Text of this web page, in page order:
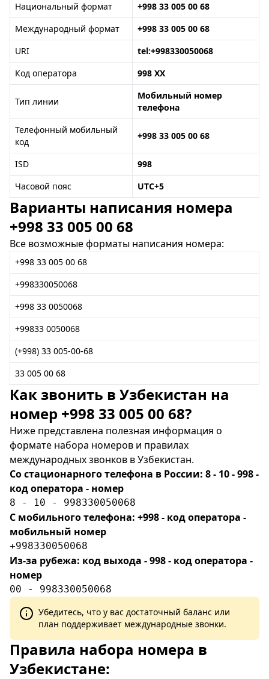
Национальный формат
+998 33 005 00 68
Международный формат
+998 33 005 00 68
URI
tel:+998330050068
Код оператора
998 XX
Тип линии
Мобильный номер
телефона
Телефонный мобильный
код
+998 33 005 00 68
ISD
998
Часовой пояс
UTC+5
Варианты написания номера
+998 33 005 00 68
Все возможные форматы написания номера:
+998 33 005 00 68
+998330050068
+998 33 0050068
+99833 0050068
(+998) 33 005-00-68
33 005 00 68
Как звонить в Узбекистан на
номер +998 33 005 00 68?
Ниже представлена полезная информация о
формате набора номеров и правилах
международных звонков в Узбекистан.
Со стационарного телефона в России: 8 - 10 - 998 -
код оператора - номер
8 - 10 - 998330050068
С мобильного телефона: +998 - код оператора -
мобильный номер
+998330050068
Из-за рубежа: код выхода - 998 - код оператора -
номер
00 - 998330050068
Убедитесь, что у вас достаточный баланс или
план поддерживает международные звонки.
Правила набора номера в
Узбекистане: